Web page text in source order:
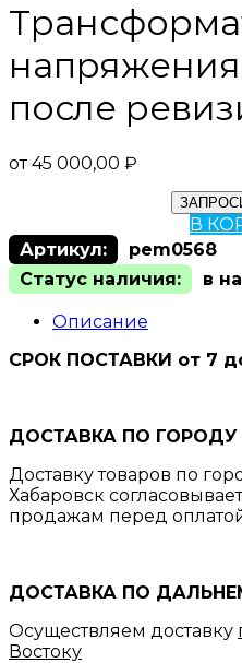
после
от45 000,00 ₽
В
Артикул:
pem0568
Статус наличия:
в
Описание
СРОК ПОСТАВКИ от 7
ДОСТАВКА ПО ГОРОДУ
Доставку товаров по
Хабаровск
продажам перед
ДОСТАВКА ПО
Осуществляем доставку
Востоку